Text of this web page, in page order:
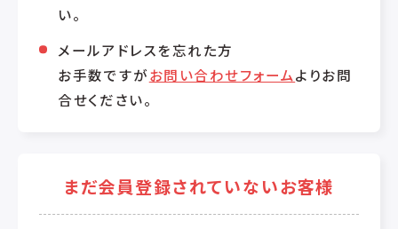
い。
メールアドレスを忘れた方
お手数ですがお問い合わせフォームよりお問
合せください。
まだ会員登録されていないお客様